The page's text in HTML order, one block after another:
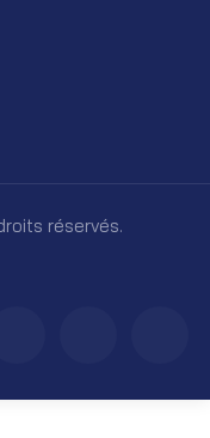
réservés.